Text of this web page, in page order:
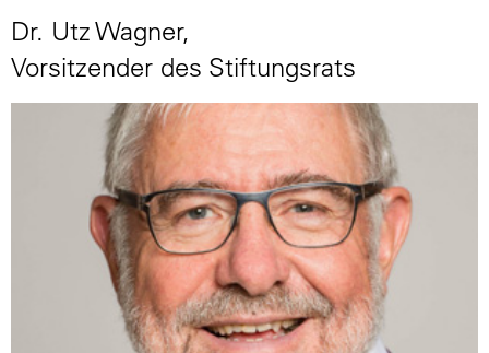
Dr. Utz Wagner,
Vorsitzender des Stiftungsrats